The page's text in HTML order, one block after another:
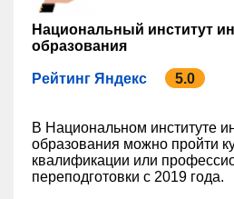
Национальный институт
образования
Рейтинг Яндекс 5.0
В Национальном институте
образования можно пройти
квалификации или
переподготовки с 2019 года.